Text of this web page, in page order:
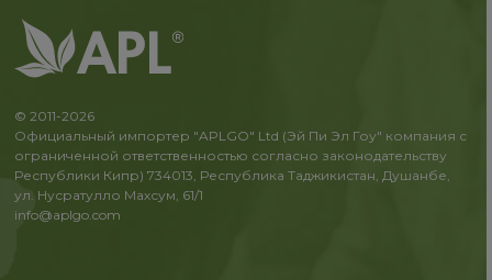
© 2011-2026
Официальный импортер "APLGO" Ltd (Эй Пи Эл Гоу" компания с
ограниченной ответственностью согласно законодательству
Республики Кипр) 734013, Республика Таджикистан, Душанбе,
ул. Нусратулло Махсум, 61/1
info@aplgo.com